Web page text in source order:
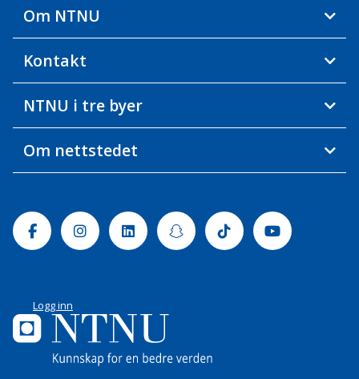
Om NTNU
Kontakt
NTNU i tre byer
Om nettstedet
FacebookInstagramLinkedinSnapchatTiktok Youtube
Logg inn